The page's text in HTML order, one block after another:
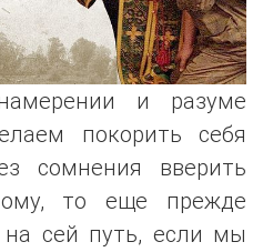
и разуме
покорить себя
сомнения вверить
то еще прежде
на сей путь, если мы